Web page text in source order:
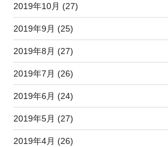
2019年10月 (27)
2019年9月 (25)
2019年8月 (27)
2019年7月 (26)
2019年6月 (24)
2019年5月 (27)
2019年4月 (26)